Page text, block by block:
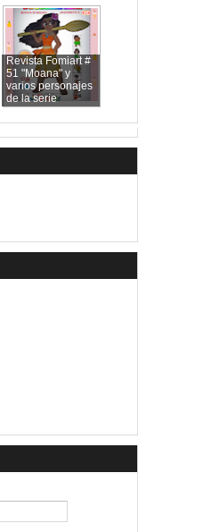
Revista Fomiart #
51 "Moana" y
varios personajes
de la serie